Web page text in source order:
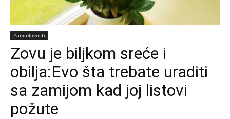
Zanimljivosti
Zovu je biljkom sreće i
obilja:Evo šta trebate uraditi
sa zamijom kad joj listovi
požute